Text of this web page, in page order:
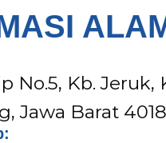
No.5, Kb. Jeruk,
Jawa Barat